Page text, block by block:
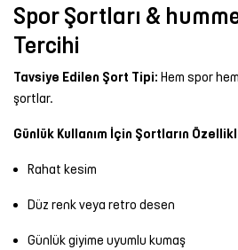
Spor Şortları &
Tercihi
Tavsiye Edilen Şort Tipi: Hem spor
şortlar.
Günlük Kullanım İçin Şortların
Rahat kesim
Düz renk veya retro desen
Günlük giyime uyumlu kumaş